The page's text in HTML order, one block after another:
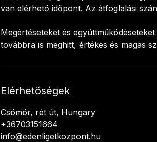
van elérhető időpont. Az átfoglalási
Megértéseteket és
továbbra is meghitt, értékes és magas
Elérhetőségek
Csömör, rét út, Hungary
+36703151664
info@edenligetkozpont.hu